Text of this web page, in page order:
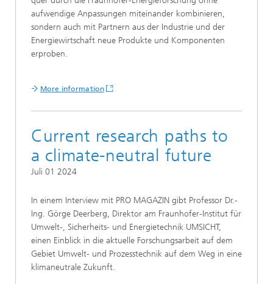
aufwendige Anpassungen miteinander kombinieren,
sondern auch mit Partnern aus der Industrie und der
Energiewirtschaft neue Produkte und Komponenten
erproben.
More information
Current research paths to
a climate-neutral future
Juli 01 2024
In einem Interview mit PRO MAGAZIN gibt Professor Dr.-
Ing. Görge Deerberg, Direktor am Fraunhofer-Institut für
Umwelt-, Sicherheits- und Energietechnik UMSICHT,
einen Einblick in die aktuelle Forschungsarbeit auf dem
Gebiet Umwelt- und Prozesstechnik auf dem Weg in eine
klimaneutrale Zukunft.